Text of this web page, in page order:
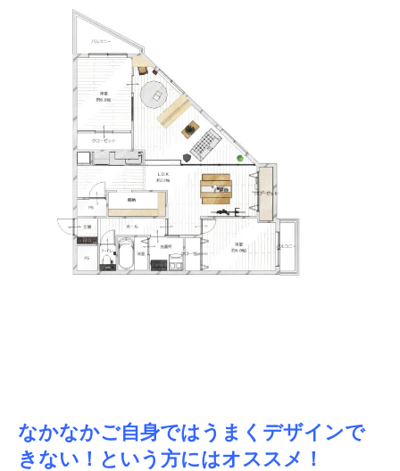
なかなかご自身ではうまくデザインで
きない ！という方にはオススメ！